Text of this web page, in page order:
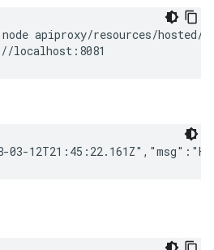
node apiproxy/resources/
03-